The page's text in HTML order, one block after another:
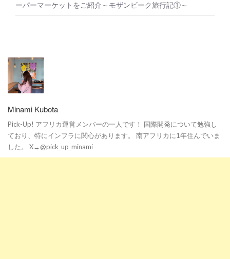
ーパーマーケットをご紹介～モザンビーク旅行記①～
Minami Kubota
Pick-Up! アフリカ運営メンバーの一人です！ 国際開発について勉強し
ており、特にインフラに関心があります。 南アフリカに1年住んでいま
した。 X→@pick_up_minami